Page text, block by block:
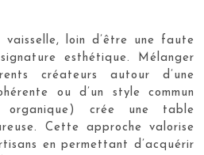
loin d’être une faute
esthétique. Mélanger
créateurs autour d’une
ou d’un style commun
organique) crée une table
Cette approche valorise
en permettant d’acquérir